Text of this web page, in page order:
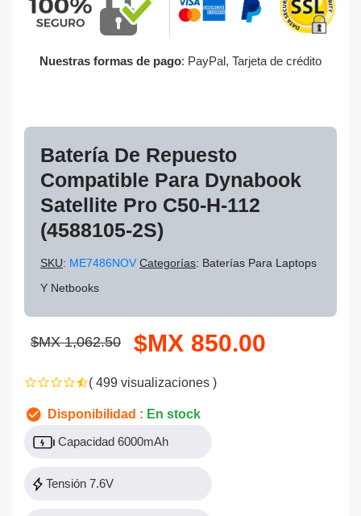
Nuestras formas de pago: PayPal, Tarjeta de crédito
Batería De Repuesto
Compatible Para Dynabook
Satellite Pro C50-H-112
(4588105-2S)
SKU: ME7486NOV Categorías: Baterías Para Laptops
Y Netbooks
$MX 1,062.50 $MX 850.00
( 499 visualizaciones )
Disponibilidad : En stock
Capacidad 6000mAh
Tensión 7.6V